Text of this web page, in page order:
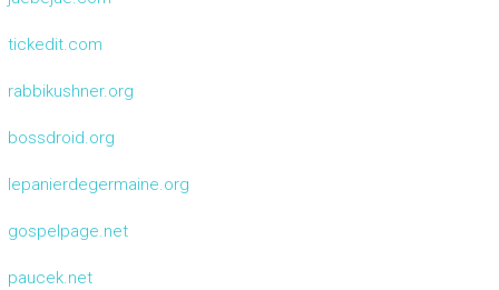
tickedit.com
rabbikushner.org
bossdroid.org
lepanierdegermaine.org
gospelpage.net
paucek.net